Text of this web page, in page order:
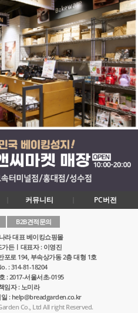
커뮤니티 PC버전
B2B견적문의
라 대표 베이킹쇼핑몰
든ㅣ대표자 : 이영진
로 194, 부속상가동 2층 대형 1호
: 314-81-18204
: 2017-서울서초-0195
임자 : 노미라
일 : help@breadgarden.co.kr
Co., Ltd All right Reserved.